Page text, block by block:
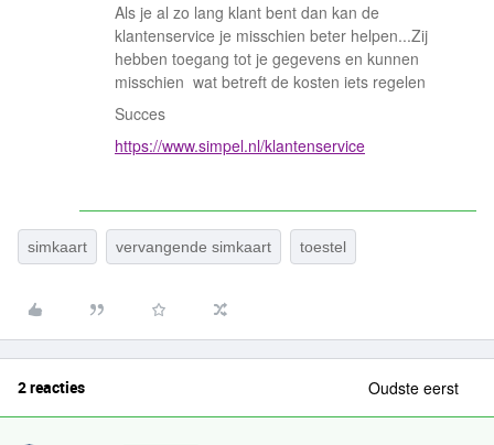
Als je al zo lang klant bent dan kan de
klantenservice je misschien beter helpen...Zij
hebben toegang tot je gegevens en kunnen
misschien wat betreft de kosten iets regelen
Succes
https://www.simpel.nl/klantenservice
simkaart vervangende simkaart toestel
2 reacties Oudste eerst